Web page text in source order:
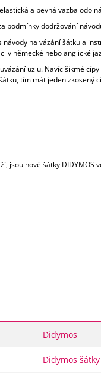
a pevná vazba
podmínky dodržování
na vázání šátku a
v německé nebo anglické
uzlu. Navíc šikmé
tím mát jeden zkosený
jsou nové šátky DIDYMOS
Didymos
Didymos šátky